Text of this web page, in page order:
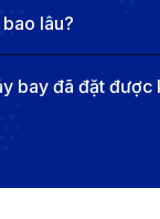
lâu?
bay đã đặt được